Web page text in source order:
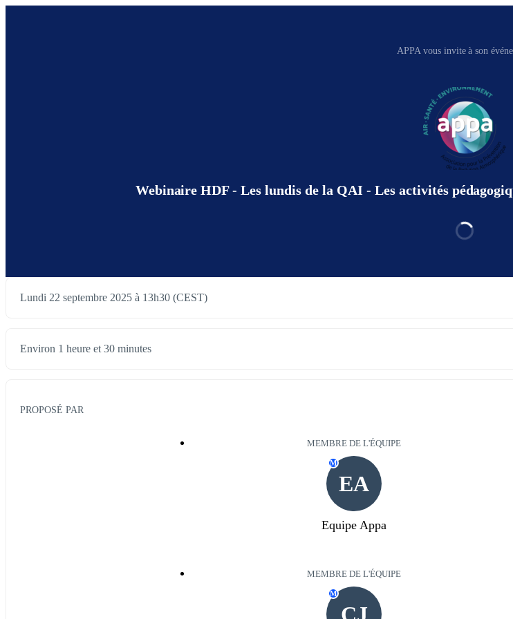
APPA vous invite à son
Webinaire HDF - Les lundis de la QAI - Les activités
Lundi 22 septembre 2025 à 13h30 (CEST)
Environ 1 heure et 30 minutes
PROPOSÉ PAR
MEMBRE DE L'ÉQUIPE
EA
M
Equipe Appa
MEMBRE DE L'ÉQUIPE
CJ
M